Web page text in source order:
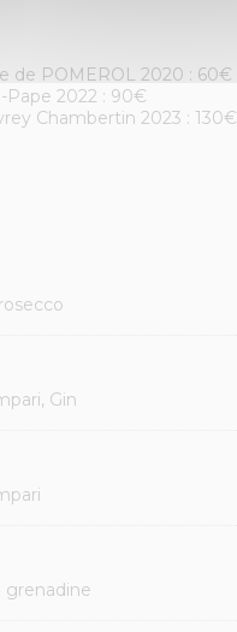
de POMEROL 2020 : 60€
Pape 2022 : 90€
Chambertin 2023 : 130€
Gin
grenadine